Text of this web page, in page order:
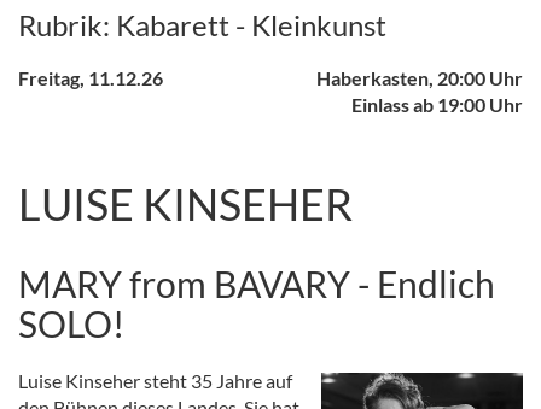
Rubrik: Kabarett - Kleinkunst
Haberkasten, 20:00 Uhr
Einlass ab 19:00 Uhr
Freitag, 11.12.26
LUISE KINSEHER
MARY from BAVARY - Endlich
SOLO!
Luise Kinseher steht 35 Jahre auf